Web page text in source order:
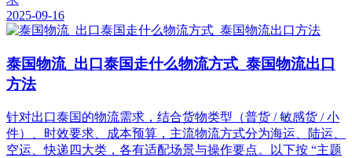
2025-09-16
泰国物流_出口泰国走什么物流方式_泰国物流出口
方法
针对出口泰国的物流需求，结合货物类型（普货 / 敏感货 / 小
件）、时效要求、成本预算，主流物流方式分为海运、陆运、
空运、快递四大类，各有适配场景与操作要点。以下按 “主题